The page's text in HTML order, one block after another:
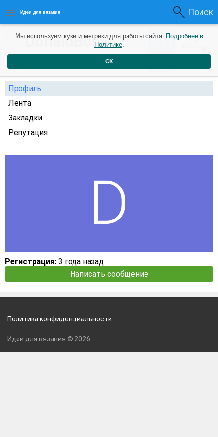
Идеи для вязания Поиск
DonaldBom3 года 0 0
Профиль
Лента
Закладки
Репутация
Регистрация: 3 года назад
Написать сообщение
Мы используем куки и метрики для работы сайта. Подробнее в
Политике.
ОК
Политика конфиденциальности
Идеи для вязания © 2026